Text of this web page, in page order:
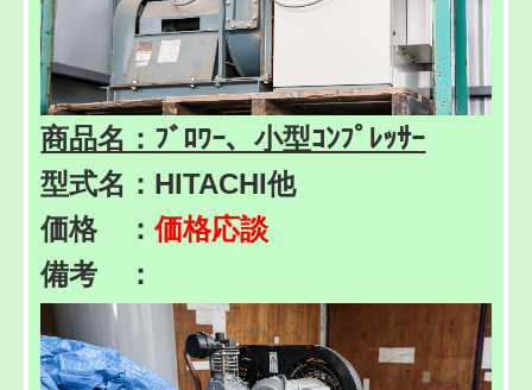
商品名：ﾌﾞﾛﾜｰ、小型ｺﾝﾌﾟﾚｯｻｰ
型式名：HITACHI他
価格 ：価格応談
備考 ：